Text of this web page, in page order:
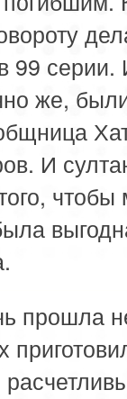
99
же,
И
чтобы
прошла